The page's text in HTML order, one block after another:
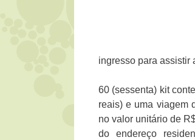
ingresso para assistir
60 (sessenta) kit
reais) e uma viagem
no valor unitário de
do endereço